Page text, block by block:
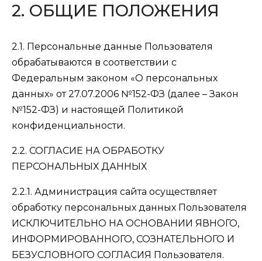
2. ОБЩИЕ ПОЛОЖЕНИЯ
2.1. Персональные данные Пользователя
обрабатываются в соответствии с
Федеральным законом «О персональных
данных» от 27.07.2006 №152-ФЗ (далее – Закон
№152-ФЗ) и настоящей Политикой
конфиденциальности.
2.2. СОГЛАСИЕ НА ОБРАБОТКУ
ПЕРСОНАЛЬНЫХ ДАННЫХ
2.2.1. Администрация сайта осуществляет
обработку персональных данных Пользователя
ИСКЛЮЧИТЕЛЬНО НА ОСНОВАНИИ ЯВНОГО,
ИНФОРМИРОВАННОГО, СОЗНАТЕЛЬНОГО И
БЕЗУСЛОВНОГО СОГЛАСИЯ Пользователя.